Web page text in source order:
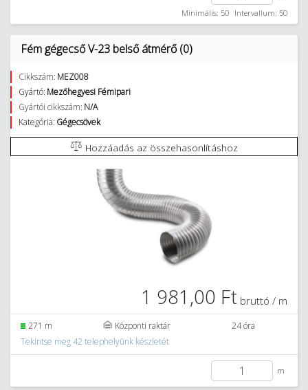
Minimális: 50 Intervallum: 50
Fém gégecső V-23 belső átmérő (0)
Cikkszám: MEZ008
Gyártó: Mezőhegyesi Fémipari
Gyártói cikkszám: N/A
Kategória: Gégecsövek
Hozzáadás az összehasonlításhoz
1 981,00 Ft bruttó / m
271 m Központi raktár
24 óra
Tekintse meg 42 telephelyünk készletét
m